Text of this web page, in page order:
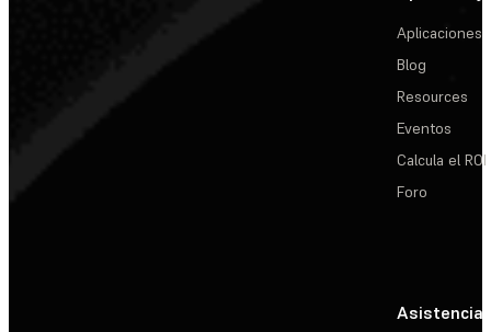
Aplicaciones
Blog
Resources
Eventos
Calcula el ROI
Foro
Asistencia